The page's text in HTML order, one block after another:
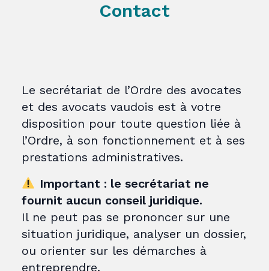
Contact
Le secrétariat de l’Ordre des avocates
et des avocats vaudois est à votre
disposition pour toute question liée à
l’Ordre, à son fonctionnement et à ses
prestations administratives.
Important : le secrétariat ne
fournit aucun conseil juridique.
Il ne peut pas se prononcer sur une
situation juridique, analyser un dossier,
ou orienter sur les démarches à
entreprendre.